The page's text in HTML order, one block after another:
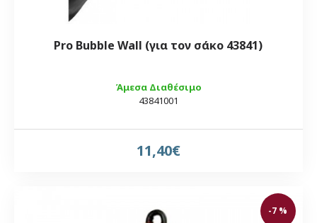
Άμεσα Διαθέσιμο
43841001
Pro Bubble Wall (για τον σάκο 43841)
11,40€
-7 %